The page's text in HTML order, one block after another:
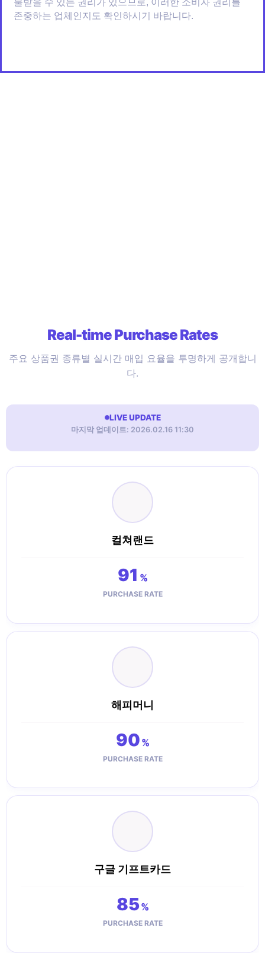
존중하는 업체인지도 확인하시기 바랍니다.
Real-time Purchase Rates
주요 상품권 종류별 실시간 매입 요율을 투명하게 공개합니
다.
LIVE UPDATE
마지막 업데이트: 2026.02.16 11:30
컬쳐랜드
91 %
PURCHASE RATE
해피머니
90 %
PURCHASE RATE
구글 기프트카드
85 %
PURCHASE RATE